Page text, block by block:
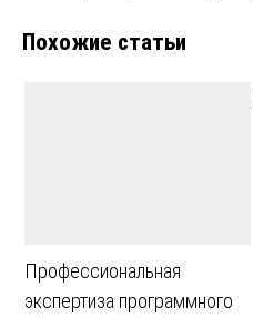
Похожие статьи
Профессиональная
экспертиза программного